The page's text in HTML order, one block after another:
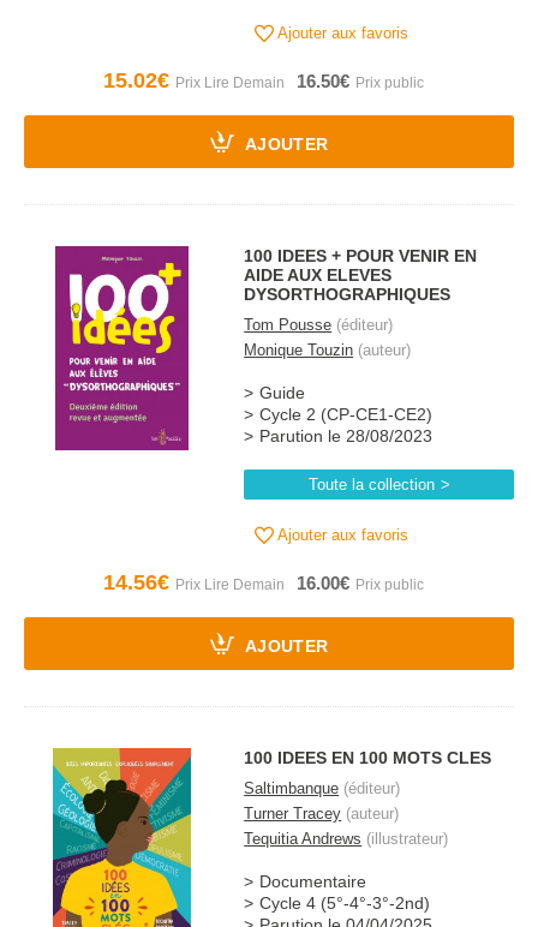
Ajouter aux favoris
15.02€ 16.50€
AJOUTER
100 IDEES + POUR VENIR EN
AIDE AUX ELEVES
DYSORTHOGRAPHIQUES
Tom Pousse (éditeur)
Monique Touzin (auteur)
Guide
Cycle 2 (CP-CE1-CE2)
Parution le 28/08/2023
Toute la collection
Ajouter aux favoris
14.56€ 16.00€
AJOUTER
100 IDEES EN 100 MOTS CLES
Saltimbanque (éditeur)
Turner Tracey (auteur)
Tequitia Andrews (illustrateur)
Documentaire
Cycle 4 (5°-4°-3°-2nd)